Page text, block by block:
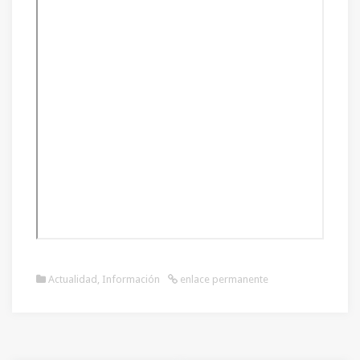
Actualidad Información enlace permanente